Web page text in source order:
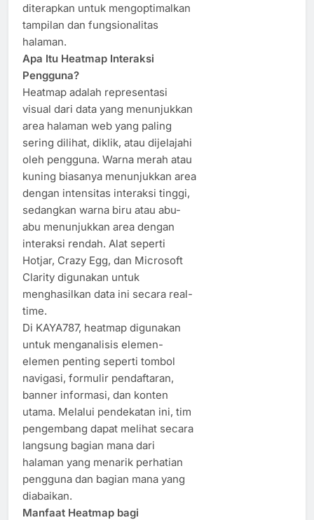
diterapkan untuk mengoptimalkan
tampilan dan fungsionalitas
halaman.
Apa Itu Heatmap Interaksi
Pengguna?
Heatmap adalah representasi
visual dari data yang menunjukkan
area halaman web yang paling
sering dilihat, diklik, atau dijelajahi
oleh pengguna. Warna merah atau
kuning biasanya menunjukkan area
dengan intensitas interaksi tinggi,
sedangkan warna biru atau abu-
abu menunjukkan area dengan
interaksi rendah. Alat seperti
Hotjar, Crazy Egg, dan Microsoft
Clarity digunakan untuk
menghasilkan data ini secara real-
time.
Di KAYA787, heatmap digunakan
untuk menganalisis elemen-
elemen penting seperti tombol
navigasi, formulir pendaftaran,
banner informasi, dan konten
utama. Melalui pendekatan ini, tim
pengembang dapat melihat secara
langsung bagian mana dari
halaman yang menarik perhatian
pengguna dan bagian mana yang
diabaikan.
Manfaat Heatmap bagi